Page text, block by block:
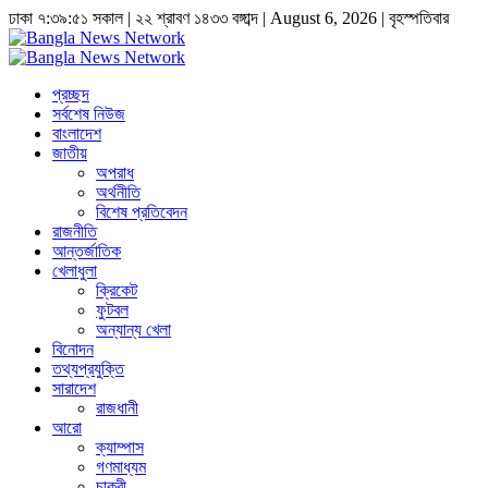
ঢাকা ৭:৩৯:৫২ সকাল | ২২ শ্রাবণ ১৪৩৩ বঙ্গাব্দ | August 6, 2026 |বৃহস্পতিবার
প্রচ্ছদ
সর্বশেষ নিউজ
বাংলাদেশ
জাতীয়
অপরাধ
অর্থনীতি
বিশেষ প্রতিবেদন
রাজনীতি
আন্তর্জাতিক
খেলাধুলা
ক্রিকেট
ফুটবল
অন্যান্য খেলা
বিনোদন
তথ্যপ্রযুক্তি
সারাদেশ
রাজধানী
আরো
ক্যাম্পাস
গণমাধ্যম